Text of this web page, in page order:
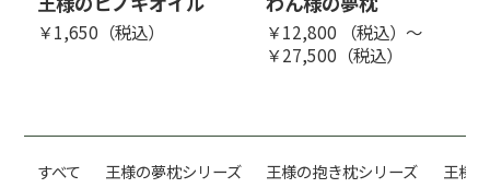
￥1,650（税込）
￥12,800 （税込）～
￥27,500（税込）
すべて 王様の夢枕シリーズ 王様の抱き枕シリーズ 王様